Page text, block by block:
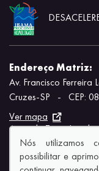
Endereço Matriz:
Av. Francisco
Cruzes-SP
-
CEP:
Ver mapa
Aviso de Texto Legal
Nós utilizamos
possibilitar e